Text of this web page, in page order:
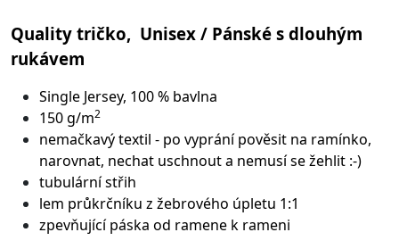
Quality tričko, Unisex / Pánské s dlouhým
rukávem
Single Jersey, 100 % bavlna
150 g/m2
nemačkavý textil - po vyprání pověsit na ramínko,
narovnat, nechat uschnout a nemusí se žehlit :-)
tubulární střih
lem průkrčníku z žebrového úpletu 1:1
zpevňující páska od ramene k rameni